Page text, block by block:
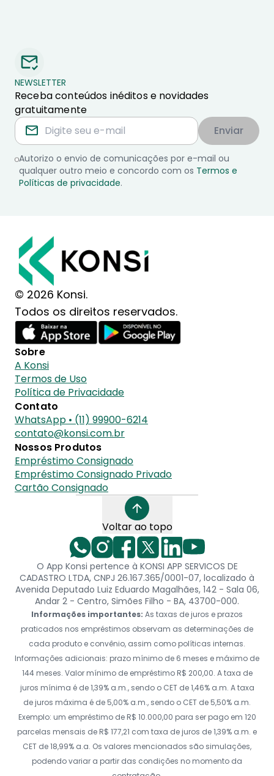
NEWSLETTER
Receba conteúdos inéditos e novidades
gratuitamente
Enviar
Autorizo o envio de comunicações por e-mail ou
qualquer outro meio e concordo com os Termos e
Políticas de privacidade.
© 2026 Konsi.
Todos os direitos reservados.
Sobre
A Konsi
Termos de Uso
Política de Privacidade
Contato
WhatsApp • (11) 99900-6214
contato@konsi.com.br
Nossos Produtos
Empréstimo Consignado
Empréstimo Consignado Privado
Cartão Consignado
Voltar ao topo
O App Konsi pertence à KONSI APP SERVICOS DE
CADASTRO LTDA, CNPJ 26.167.365/0001-07, localizado à
Avenida Deputado Luiz Eduardo Magalhães, 142 - Sala 06,
Andar 2 - Centro, Simões Filho - BA, 43700-000.
Informações importantes: As taxas de juros e prazos
praticados nos empréstimos observam as determinações de
cada produto e convênio, assim como políticas internas.
Informações adicionais: prazo mínimo de 6 meses e máximo de
144 meses. Valor mínimo de empréstimo R$ 200,00. A taxa de
juros mínima é de 1,39% a.m., sendo o CET de 1,46% a.m. A taxa
de juros máxima é de 5,00% a.m., sendo o CET de 5,50% a.m.
Exemplo: um empréstimo de R$ 10.000,00 para ser pago em 120
parcelas mensais de R$ 177,21 com taxa de juros de 1,39% a.m. e
CET de 18,99% a.a. Os valores mencionados são simulações,
podendo variar a partir das condições no momento da